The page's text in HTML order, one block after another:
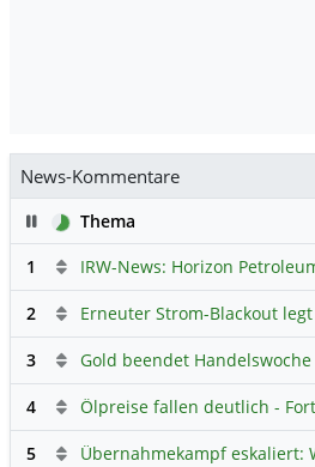
News-Kommentare
PauseThema
1
2
3
4
5